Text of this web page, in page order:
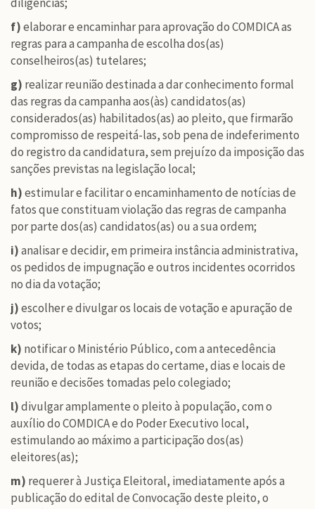
f)elaborar e encaminhar para aprovação do COMDICA as
regras para a campanha de escolha dos(as)
conselheiros(as) tutelares;
g) realizar reunião destinada a dar conhecimento formal
das regras da campanha aos(às) candidatos(as)
considerados(as) habilitados(as) ao pleito, que firmarão
compromisso de respeitá-las, sob pena de indeferimento
do registro da candidatura, sem prejuízo da imposição das
sanções previstas na legislação local;
h)estimular e facilitar o encaminhamento de notícias de
fatos que constituam violação das regras de campanha
por parte dos(as) candidatos(as) ou a sua ordem;
i)analisar e decidir, em primeira instância administrativa,
os pedidos de impugnação e outros incidentes ocorridos
no dia da votação;
j)escolher e divulgar os locais de votação e apuração de
votos;
k) notificar o Ministério Público, com a antecedência
devida, de todas as etapas do certame, dias e locais de
reunião e decisões tomadas pelo colegiado;
l)divulgar amplamente o pleito à população, com o
auxílio do COMDICA e do Poder Executivo local,
estimulando ao máximo a participação dos(as)
eleitores(as);
m) requerer à Justiça Eleitoral, imediatamente após a
publicação do edital de Convocação deste pleito, o